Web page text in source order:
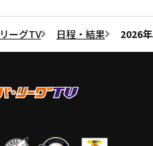
ーグTV 日程・結果 2026